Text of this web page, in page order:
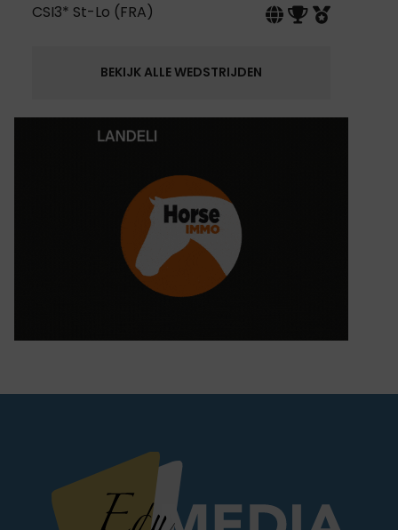
CSI3* St-Lo (FRA)
BEKIJK ALLE WEDSTRIJDEN